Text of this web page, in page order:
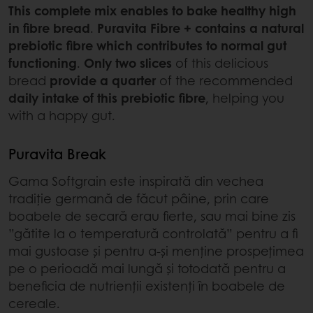
This complete mix enables to bake healthy high
in fibre bread. Puravita Fibre + contains a natural
prebiotic fibre which contributes to normal gut
functioning. Only two slices of this delicious
bread provide a quarter of the recommended
daily intake of this prebiotic fibre, helping you
with a happy gut.
Puravita Break
Gama Softgrain este inspirată din vechea
tradiție germană de făcut pâine, prin care
boabele de secară erau fierte, sau mai bine zis
”gătite la o temperatură controlată” pentru a fi
mai gustoase și pentru a-și menține prospețimea
pe o perioadă mai lungă și totodată pentru a
beneficia de nutrienții existenți în boabele de
cereale.